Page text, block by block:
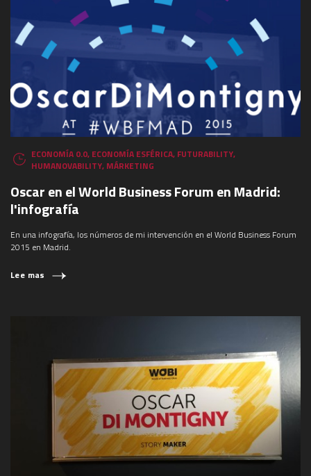
ECONOMÍA 0.0, ECONOMÍA ESFÉRICA, FUTURABILITY,
HUMANOVABILITY, MÁRKETING
Oscar en el World Business Forum en Madrid:
l'infografía
En una infografía, los números de mi intervención en el World Business Forum
2015 en Madrid.
Lee mas
¿QUÉ ESTÁS BUSCANDO?